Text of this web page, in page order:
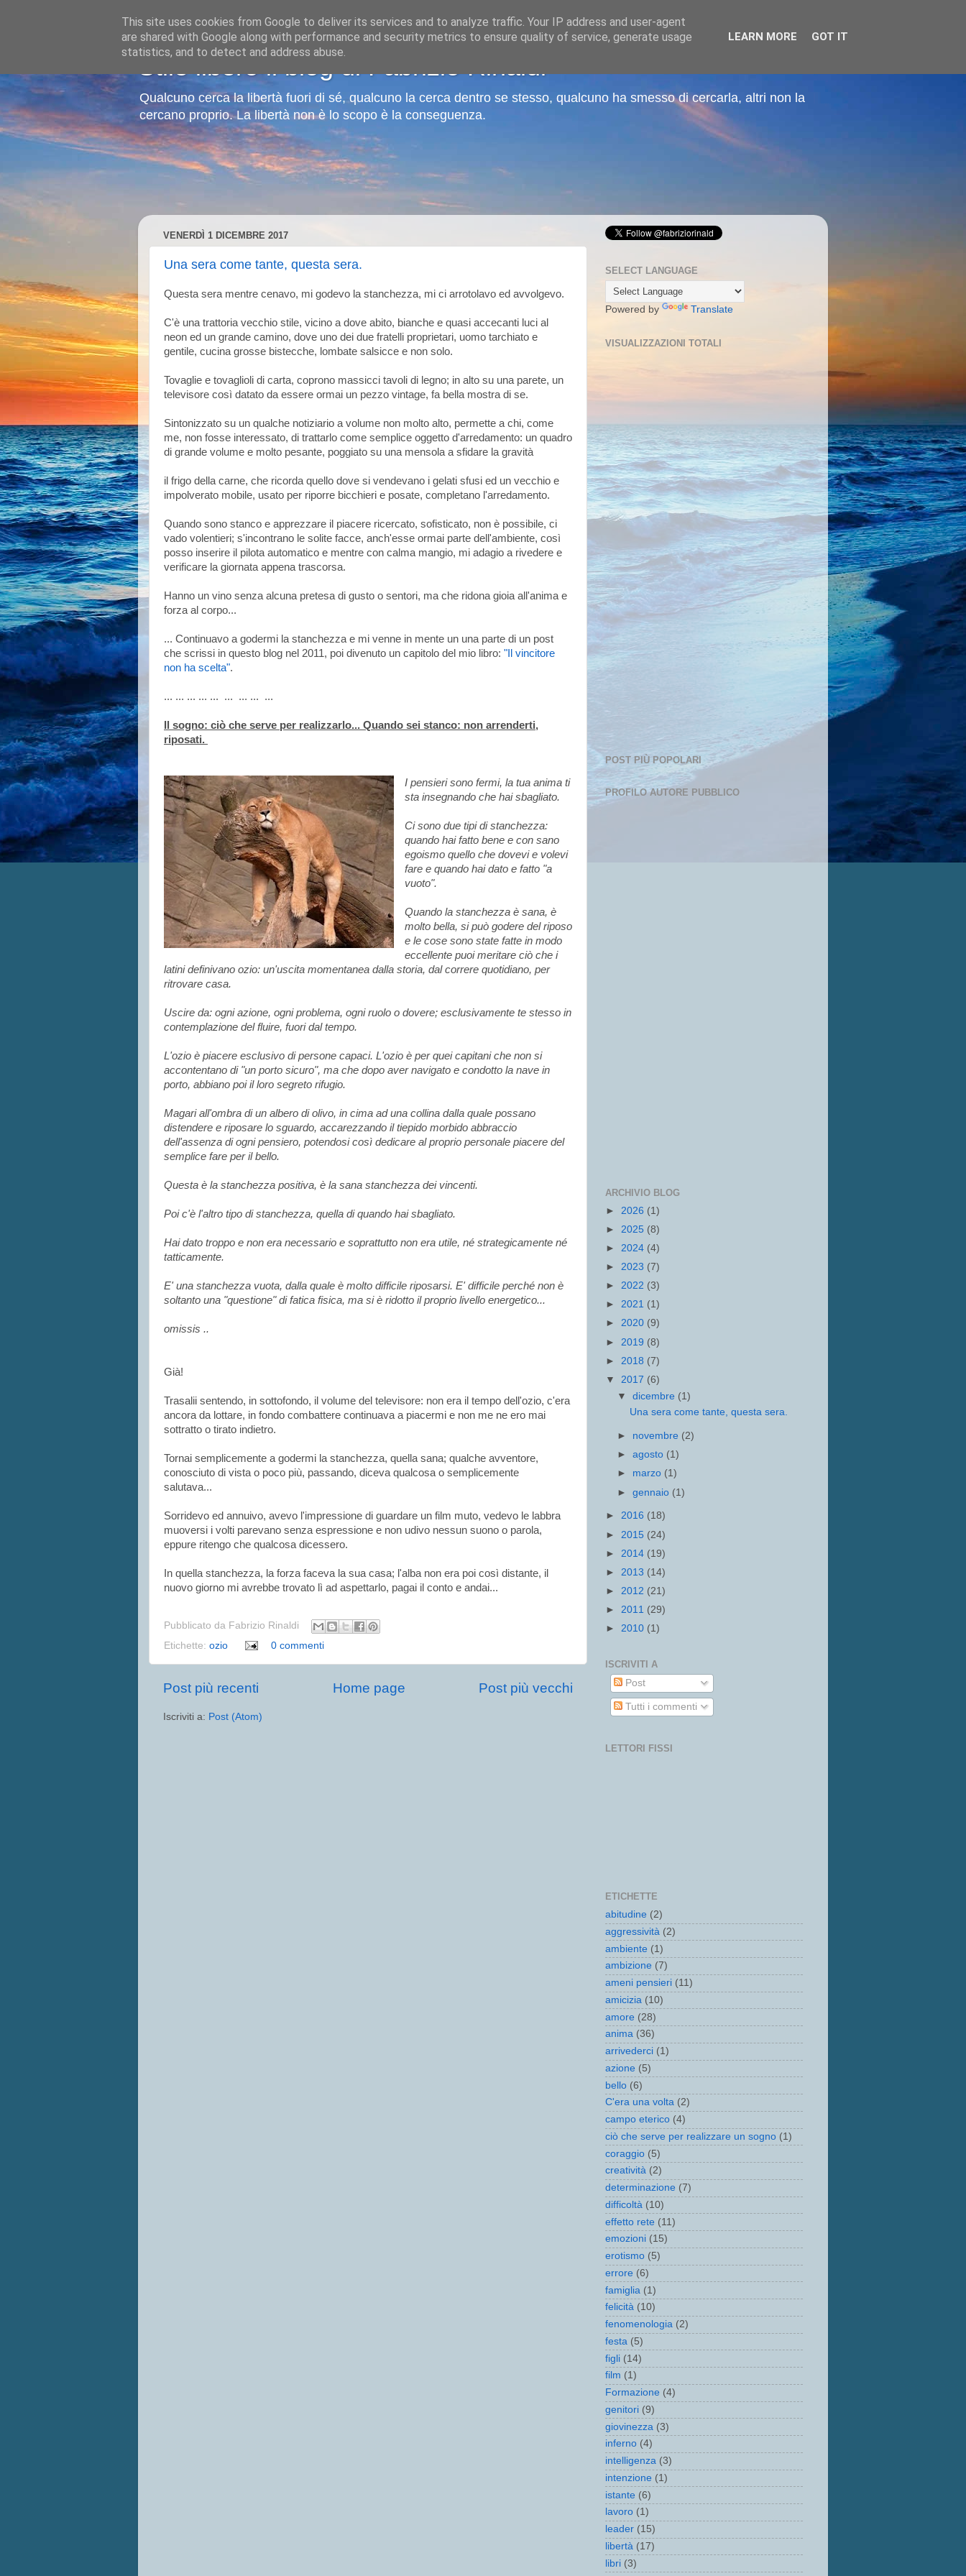
Stile libero il blog di Fabrizio Rinaldi
Qualcuno cerca la libertà fuori di sé, qualcuno la cerca dentro se stesso, qualcuno ha smesso di cercarla, altri non la
cercano proprio. La libertà non è lo scopo è la conseguenza.
VENERDÌ 1 DICEMBRE 2017
Una sera come tante, questa sera.
Questa sera mentre cenavo, mi godevo la stanchezza, mi ci arrotolavo ed avvolgevo.
C'è una trattoria vecchio stile, vicino a dove abito, bianche e quasi accecanti luci al
neon ed un grande camino, dove uno dei due fratelli proprietari, uomo tarchiato e
gentile, cucina grosse bistecche, lombate salsicce e non solo.
Tovaglie e tovaglioli di carta, coprono massicci tavoli di legno; in alto su una parete, un
televisore così datato da essere ormai un pezzo vintage, fa bella mostra di se.
Sintonizzato su un qualche notiziario a volume non molto alto, permette a chi, come
me, non fosse interessato, di trattarlo come semplice oggetto d'arredamento: un quadro
di grande volume e molto pesante, poggiato su una mensola a sfidare la gravità
il frigo della carne, che ricorda quello dove si vendevano i gelati sfusi ed un vecchio e
impolverato mobile, usato per riporre bicchieri e posate, completano l'arredamento.
Quando sono stanco e apprezzare il piacere ricercato, sofisticato, non è possibile, ci
vado volentieri; s'incontrano le solite facce, anch'esse ormai parte dell'ambiente, così
posso inserire il pilota automatico e mentre con calma mangio, mi adagio a rivedere e
verificare la giornata appena trascorsa.
Hanno un vino senza alcuna pretesa di gusto o sentori, ma che ridona gioia all'anima e
forza al corpo...
... Continuavo a godermi la stanchezza e mi venne in mente un una parte di un post
che scrissi in questo blog nel 2011, poi divenuto un capitolo del mio libro: "Il vincitore
non ha scelta".
... ... ... ... ... ... ... ... ...
Il sogno: ciò che serve per realizzarlo... Quando sei stanco: non arrenderti,
riposati.
I pensieri sono fermi, la tua anima ti
sta insegnando che hai sbagliato.
Ci sono due tipi di stanchezza:
quando hai fatto bene e con sano
egoismo quello che dovevi e volevi
fare e quando hai dato e fatto "a
vuoto".
Quando la stanchezza è sana, è
molto bella, si può godere del riposo
e le cose sono state fatte in modo
eccellente puoi meritare ciò che i
latini definivano ozio: un'uscita momentanea dalla storia, dal correre quotidiano, per
ritrovare casa.
Uscire da: ogni azione, ogni problema, ogni ruolo o dovere; esclusivamente te stesso in
contemplazione del fluire, fuori dal tempo.
L'ozio è piacere esclusivo di persone capaci. L'ozio è per quei capitani che non si
accontentano di "un porto sicuro", ma che dopo aver navigato e condotto la nave in
porto, abbiano poi il loro segreto rifugio.
Magari all'ombra di un albero di olivo, in cima ad una collina dalla quale possano
distendere e riposare lo sguardo, accarezzando il tiepido morbido abbraccio
dell'assenza di ogni pensiero, potendosi così dedicare al proprio personale piacere del
semplice fare per il bello.
Questa è la stanchezza positiva, è la sana stanchezza dei vincenti.
Poi c'è l'altro tipo di stanchezza, quella di quando hai sbagliato.
Hai dato troppo e non era necessario e soprattutto non era utile, né strategicamente né
tatticamente.
E' una stanchezza vuota, dalla quale è molto difficile riposarsi. E' difficile perché non è
soltanto una "questione" di fatica fisica, ma si è ridotto ilproprio livello energetico...
omissis ..
Già!
Trasalii sentendo, in sottofondo, il volume del televisore: non era il tempo dell'ozio, c'era
ancora da lottare, in fondo combattere continuava a piacermi e non me ne ero mai
sottratto o tirato indietro.
Tornai semplicemente a godermi la stanchezza, quella sana; qualche avventore,
conosciuto di vista o poco più, passando, diceva qualcosa o semplicemente
salutava...
Sorridevo ed annuivo, avevo l'impressione di guardare un film muto, vedevo le labbra
muoversi i volti parevano senza espressione e non udivo nessun suono o parola,
eppure ritengo che qualcosa dicessero.
In quella stanchezza, la forza faceva la sua casa; l'alba non era poi così distante, il
nuovo giorno mi avrebbe trovato lì ad aspettarlo, pagai il conto e andai...
Pubblicato da Fabrizio Rinaldi
Etichette: ozio 0 commenti
Post più recenti Post più vecchi
Home page
Iscriviti a: Post (Atom)
SELECT LANGUAGE
Powered by Translate
VISUALIZZAZIONI TOTALI
POST PIÙ POPOLARI
PROFILO AUTORE PUBBLICO
ARCHIVIO BLOG
► 2026 (1)
► 2025 (8)
► 2024 (4)
► 2023 (7)
► 2022 (3)
► 2021 (1)
► 2020 (9)
► 2019 (8)
► 2018 (7)
▼ 2017 (6)
▼dicembre (1)
Una sera come tante, questa sera.
► novembre (2)
►agosto (1)
► marzo (1)
►gennaio (1)
► 2016 (18)
► 2015 (24)
► 2014 (19)
► 2013 (14)
► 2012 (21)
► 2011 (29)
► 2010 (1)
ISCRIVITI A
Post
Tutti i commenti
LETTORI FISSI
ETICHETTE
abitudine (2)
aggressività (2)
ambiente (1)
ambizione (7)
ameni pensieri (11)
amicizia (10)
amore (28)
anima (36)
arrivederci (1)
azione (5)
bello (6)
C'era una volta (2)
campo eterico (4)
ciò che serve per realizzare un sogno (1)
coraggio (5)
creatività (2)
determinazione (7)
difficoltà (10)
effetto rete (11)
emozioni (15)
erotismo (5)
errore (6)
famiglia (1)
felicità (10)
fenomenologia (2)
festa (5)
figli (14)
film (1)
Formazione (4)
genitori (9)
giovinezza (3)
inferno (4)
intelligenza (3)
intenzione (1)
istante (6)
lavoro (1)
leader (15)
libertà (17)
libri (3)
This site uses cookies from Google to deliver its services and to analyze traffic. Your IP address and user-agent
are shared with Google along with performance and security metrics to ensure quality of service, generate usage
statistics, and to detect and address abuse.
LEARN MORE GOT IT